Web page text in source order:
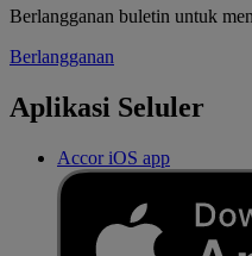
Berlangganan buletin untuk
Berlangganan
Aplikasi Seluler
Accor iOS app